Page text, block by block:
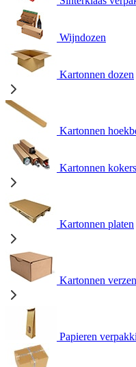
Wijndozen
Kartonnen dozen
Kartonnen
Kartonnen kokers
Kartonnen platen
Kartonnen
Papieren